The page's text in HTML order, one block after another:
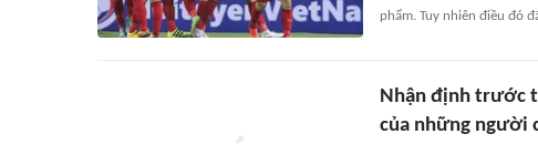
phẩm. Tuy nhiên điều đó
Nhận định trước
của những người